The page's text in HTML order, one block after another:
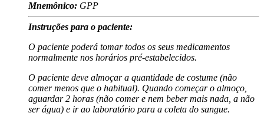
Mnemônico: GPP
Instruções para o paciente:
O paciente poderá tomar todos os seus medicamentos
normalmente nos horários pré-estabelecidos.
O paciente deve almoçar a quantidade de costume (não
comer menos que o habitual). Quando começar o almoço,
aguardar 2 horas (não comer e nem beber mais nada, a não
ser água) e ir ao laboratório para a coleta do sangue.